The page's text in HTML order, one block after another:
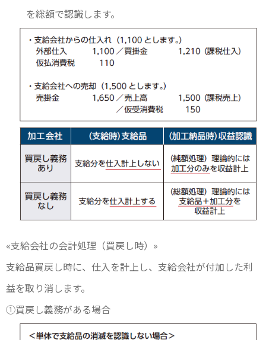
を総額で認識します。
«支給会社の会計処理（買戻し時）»
支給品買戻し時に、仕入を計上し、支給会社が付加した利
益を取り消します。
①買戻し義務がある場合